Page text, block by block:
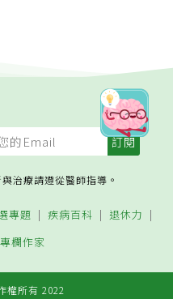
治療請遵從醫師指導。
專題 疾病百科
退休力
專欄作家
權所有 2022